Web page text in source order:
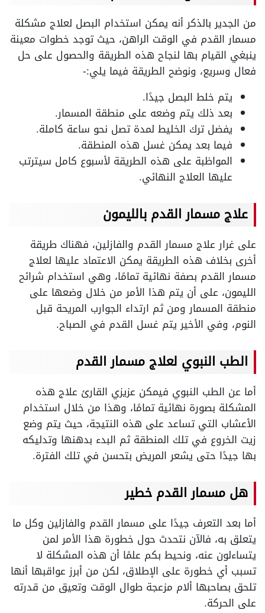
من الجدير بالذكر أنه يمكن استخدام البصل لعلاج مشكلة
مسمار القدم في الوقت الراهن، حيث توجد خطوات معينة
ينبغي القيام بها لنجاح هذه الطريقة والحصول على حل
فعال وسريع، ونوضح الطريقة فيما يلي:-
يتم خلط البصل جيدًا.
بعد ذلك يتم وضعه على منطقة المسمار.
يفضل ترك الخليط لمدة تصل نحو ساعة كاملة.
فيما بعد يمكن غسل هذه المنطقة.
المواظبة على هذه الطريقة لأسبوع كامل سيترتب
عليها العلاج النهائي.
علاج مسمار القدم بالليمون
على غرار علاج مسمار القدم والفازلين، فهناك طريقة
أخرى بخلاف هذه الطريقة يمكن الاعتماد عليها لعلاج
مسمار القدم بصفة نهائية تمامًا، وهي استخدام شرائح
الليمون، على أن يتم هذا الأمر من خلال وضعها على
منطقة المسمار ومن ثم ارتداء الجوارب المريحة قبل
النوم، وفي الأخير يتم غسل القدم في الصباح.
الطب النبوي لعلاج مسمار القدم
أما عن الطب النبوي فيمكن عزيزي القارئ علاج هذه
المشكلة بصورة نهائية تمامًا، وهذا من خلال استخدام
الأعشاب التي تساعد على هذه النتيجة، حيث يتم وضع
زيت الخروع في تلك المنطقة ثم البدء بدهنها وتدليكه
بها جيدًا حتى يشعر المريض بتحسن في تلك الفترة.
هل مسمار القدم خطير
أما بعد التعرف جيدًا على مسمار القدم والفازلين وكل ما
يتعلق به، فالآن نتحدث حول خطورة هذا الأمر لمن
يتساءلون عنه، ونحيط بكم علمًا أن هذه المشكلة لا
تسبب أي خطورة على الإطلاق، لكن من أبرز عواقبها أنها
تلحق بصاحبها ألام مزعجة طوال الوقت وتعيق من قدرته
على الحركة.